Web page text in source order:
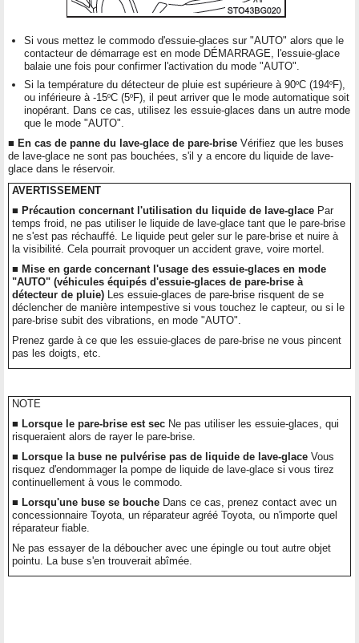
Si vous mettez le commodo d'essuie-glaces sur "AUTO" alors que le
contacteur de démarrage est en mode DÉMARRAGE, l'essuie-glace
balaie une fois pour confirmer l'activation du mode "AUTO".
Si la température du détecteur de pluie est supérieure à 90ºC (194ºF),
ou inférieure à -15ºC (5ºF), il peut arriver que le mode automatique soit
inopérant. Dans ce cas, utilisez les essuie-glaces dans un autre mode
que le mode "AUTO".
■ En cas de panne du lave-glace de pare-brise Vérifiez que les buses
de lave-glace ne sont pas bouchées, s'il y a encore du liquide de lave-
glace dans le réservoir.
AVERTISSEMENT
■ Précaution concernant l'utilisation du liquide de lave-glace Par
temps froid, ne pas utiliser le liquide de lave-glace tant que le pare-brise
ne s'est pas réchauffé. Le liquide peut geler sur le pare-brise et nuire à
la visibilité. Cela pourrait provoquer un accident grave, voire mortel.
■ Mise en garde concernant l'usage des essuie-glaces en mode
"AUTO" (véhicules équipés d'essuie-glaces de pare-brise à
détecteur de pluie) Les essuie-glaces de pare-brise risquent de se
déclencher de manière intempestive si vous touchez le capteur, ou si le
pare-brise subit des vibrations, en mode "AUTO".
Prenez garde à ce que les essuie-glaces de pare-brise ne vous pincent
pas les doigts, etc.
NOTE
■ Lorsque le pare-brise est sec Ne pas utiliser les essuie-glaces, qui
risqueraient alors de rayer le pare-brise.
■ Lorsque la buse ne pulvérise pas de liquide de lave-glace Vous
risquez d'endommager la pompe de liquide de lave-glace si vous tirez
continuellement à vous le commodo.
■ Lorsqu'une buse se bouche Dans ce cas, prenez contact avec un
concessionnaire Toyota, un réparateur agréé Toyota, ou n'importe quel
réparateur fiable.
Ne pas essayer de la déboucher avec une épingle ou tout autre objet
pointu. La buse s'en trouverait abîmée.